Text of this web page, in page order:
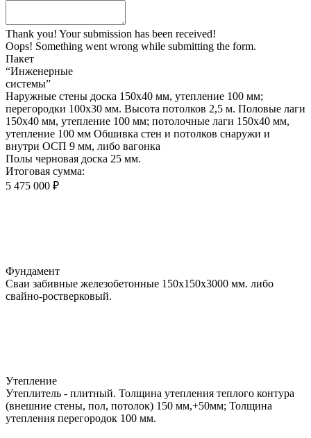
Thank you! Your submission has been received!
Oops! Something went wrong while submitting the form.
Пакет
“Инженерные
системы”
Наружные стены доска 150х40 мм, утепление 100 мм;
перегородки 100х30 мм. Высота потолков 2,5 м. Половые лаги
150х40 мм, утепление 100 мм; потолочные лаги 150х40 мм,
утепление 100 мм Обшивка стен и потолков снаружи и
внутри ОСП 9 мм, либо вагонка
Полы черновая доска 25 мм.
Итоговая сумма:
5 475 000 ₽
Фундамент
Сваи забивные железобетонные 150х150х3000 мм. либо
свайно-ростверковый.
Утепление
Утеплитель - плитный. Толщина утепления теплого контура
(внешние стены, пол, потолок) 150 мм,+50мм; Толщина
утепления перегородок 100 мм.